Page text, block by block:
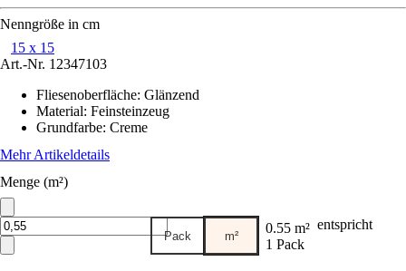
Nenngröße in cm
15 x 15
Art.-Nr. 12347103
Fliesenoberfläche: Glänzend
Material: Feinsteinzeug
Grundfarbe: Creme
Mehr Artikeldetails
Menge (m²)
Pack m² 0.55 m² entspricht
1 Pack